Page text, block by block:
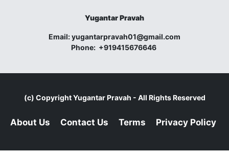
Yugantar Pravah
Email:yugantarpravah01@gmail.com
Phone: +919415676646
(c) CopyrightYugantar Pravah - All Rights Reserved
About Us Contact Us Terms Privacy Policy